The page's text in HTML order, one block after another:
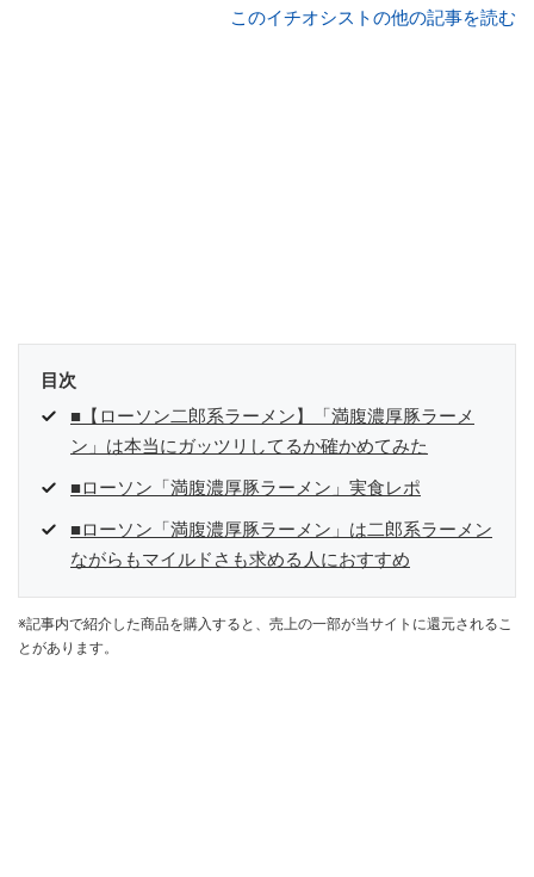
、集英社「週刊プレイボーイ」、宝島
このイチオシストの他の記事を読む
目次
■【ローソン二郎系ラーメン】「満腹濃厚豚ラーメ
ン」は本当にガッツリしてるか確かめてみた
■ローソン「満腹濃厚豚ラーメン」実食レポ
■ローソン「満腹濃厚豚ラーメン」は二郎系ラーメン
ながらもマイルドさも求める人におすすめ
※記事内で紹介した商品を購入すると、売上の一部が当サイトに還元されるこ
とがあります。